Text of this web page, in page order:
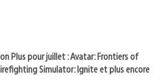
Plus pour juillet : Avatar: Frontiers of
Simulator: Ignite et plus encore